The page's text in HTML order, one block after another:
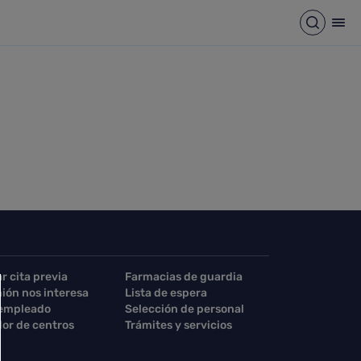
Abrir
cita previa
Farmacias de guardia
nos interesa
Lista de espera
Selección de personal
de centros Trámites y servicios